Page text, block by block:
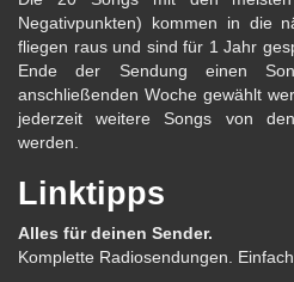
Negativpunkten) kommen in die
fliegen raus und sind für 1 Jahr
Ende der Sendung einen
anschließenden Woche gewählt
jederzeit weitere Songs von
werden.
Linktipps
Alles für deinen Sender.
Komplette Radiosendungen.